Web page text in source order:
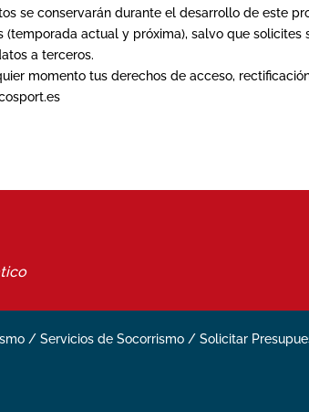
se conservarán durante el desarrollo de este
actual y próxima), salvo que solicites
a terceros.
momento tus derechos de acceso,
/ Servicios de Socorrismo / Solicitar